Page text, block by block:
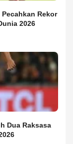
Rekor
2026
Dua Raksasa